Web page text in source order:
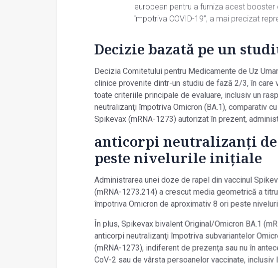
european pentru a furniza acest
împotriva COVID-19”, a mai precizat
Decizie bazată pe un
Decizia Comitetului pentru Medicamente de Uz
clinice provenite dintr-un studiu de fază 2/3, în care
toate criteriile principale de evaluare, inclusiv un
neutralizanţi împotriva Omicron (BA.1), comparativ
Spikevax (mRNA-1273) autorizat în prezent,
anticorpi neutralizanţi
peste nivelurile inițiale
Administrarea unei doze de rapel din vaccinul
(mRNA-1273.214) a crescut media geometrică a
împotriva Omicron de aproximativ 8 ori peste
În plus, Spikevax bivalent Original/Omicron BA.1
anticorpi neutralizanţi împotriva subvariantelor
(mRNA-1273), indiferent de prezenţa sau nu în
CoV-2 sau de vârsta persoanelor vaccinate,